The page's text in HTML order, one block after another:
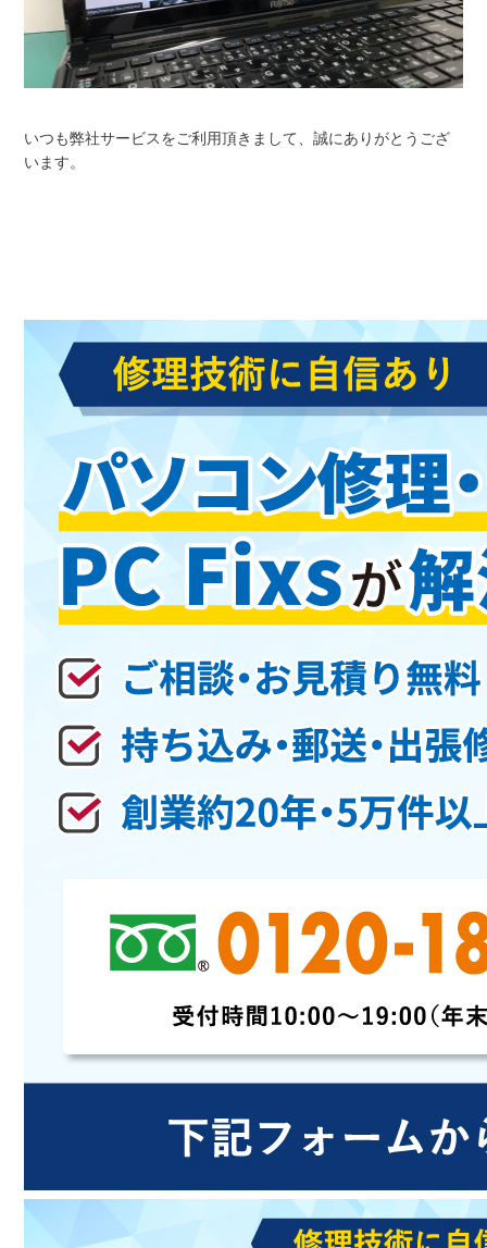
いつも弊社サービスをご利用頂きまして、誠にありがとうござ
います。